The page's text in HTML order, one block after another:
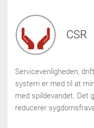
CSR
Servicevenligheden,
system er med til at
med spildevandet. Det
reducerer